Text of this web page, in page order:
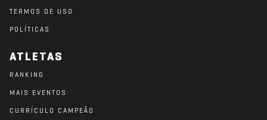
TERMOS DE USO
POLÍTICAS
ATLETAS
RANKING
MAIS EVENTOS
CURRÍCULO CAMPEÃO